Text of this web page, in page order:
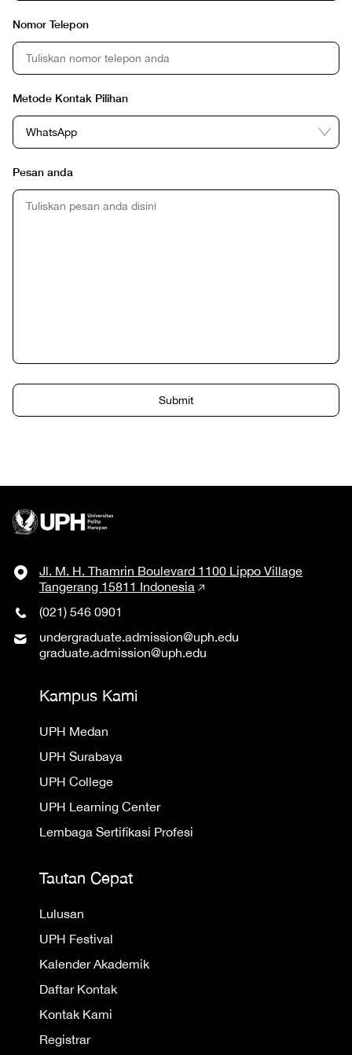
Nomor Telepon
Metode Kontak Pilihan
Pesan anda
Jl. M. H. Thamrin Boulevard 1100 Lippo Village
Tangerang 15811 Indonesia
(021) 546 0901
undergraduate.admission@uph.edu
graduate.admission@uph.edu
Kampus Kami
UPH Medan
UPH Surabaya
UPH College
UPH Learning Center
Lembaga Sertifikasi Profesi
Tautan Cepat
Lulusan
UPH Festival
Kalender Akademik
Daftar Kontak
Kontak Kami
Registrar